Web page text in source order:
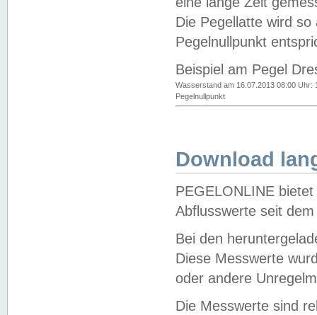
Die Pegellatte wird
Pegelnullpunkt
Beispiel am Pegel
Wasserstand am 16.07.2013 08:00 Uhr:
Pegelnullpunkt
Download
PEGELONLINE
Abflusswerte seit
Bei den
Diese Messwerte
oder andere
Die Messwerte sind